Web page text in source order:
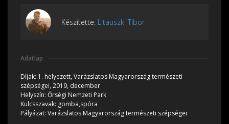
Készítette: Litauszki Tibor
Adatlap
Díjak: 1. helyezett, Varázslatos Magyarország természeti
szépségei, 2019, december
Helyszín: Őrségi Nemzeti Park
Kulcsszavak: gomba,spóra
Pályázat: Varázslatos Magyarország természeti szépségei